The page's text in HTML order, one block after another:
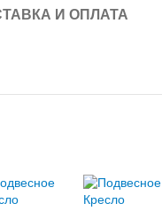
И ОПЛАТА